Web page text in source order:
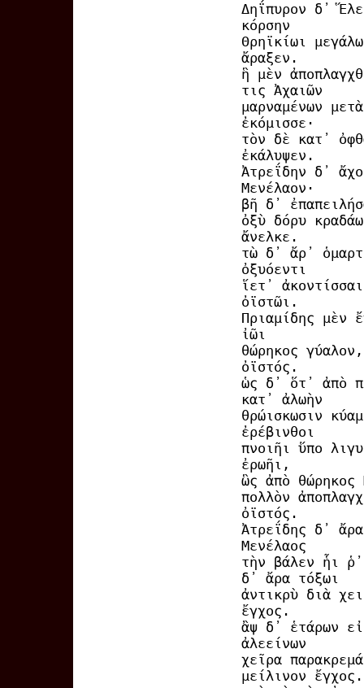
Δηΐπυρον δ᾽
κόρσην
Θρηϊκίωι
ἄραξεν.
ἣ μὲν
τις Ἀχαιῶν
μαρναμένων
ἐκόμισσε·
τὸν δὲ κατ᾽
ἐκάλυψεν.
Ἀτρεΐδην δ᾽
Μενέλαον·
βῆ δ᾽
ὀξὺ δόρυ
ἄνελκε.
τὼ δ᾽ ἄρ᾽
ὀξυόεντι
ἵετ᾽
ὀϊστῶι.
Πριαμίδης μὲν
ἰῶι
θώρηκος
ὀϊστός.
ὡς δ᾽ ὅτ᾽ ἀπὸ
κατ᾽ ἀλωὴν
θρώισκωσιν
ἐρέβινθοι
πνοιῆι ὕπο
ἐρωῆι,
ὣς ἀπὸ θώρηκος
πολλὸν
ὀϊστός.
Ἀτρεΐδης δ᾽
Μενέλαος
τὴν βάλεν ἧι
δ᾽ ἄρα τόξωι
ἀντικρὺ διὰ
ἔγχος.
ἂψ δ᾽ ἑτάρων
ἀλεείνων
χεῖρα
μείλινον ἔγχος.